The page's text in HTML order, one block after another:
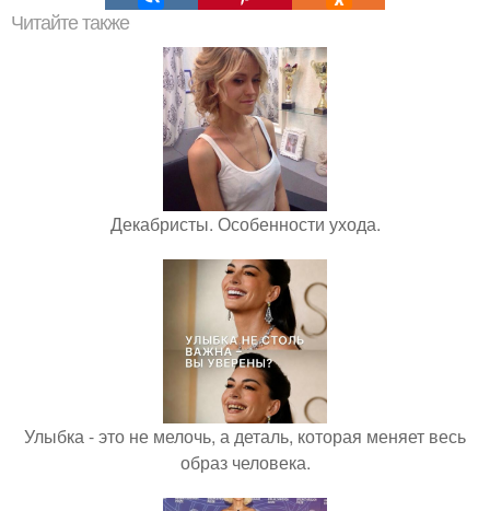
Читайте также
Декабристы. Особенности ухода.
Улыбка - это не мелочь, а деталь, которая меняет весь
образ человека.